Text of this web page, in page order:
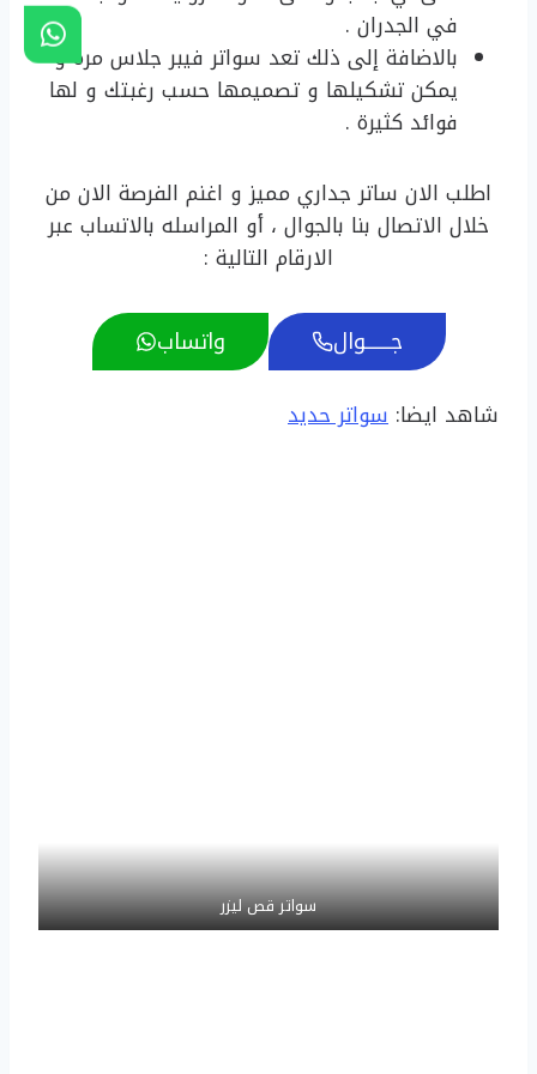
في الجدران .
بالاضافة إلى ذلك تعد سواتر فيبر جلاس مره و
يمكن تشكيلها و تصميمها حسب رغبتك و لها
فوائد كثيرة .
اطلب الان ساتر جداري مميز و اغنم الفرصة الان من
خلال الاتصال بنا بالجوال ، أو المراسله بالاتساب عبر
الارقام التالية :
جـــــــوال واتساب
شاهد ايضا: سواتر حديد
سواتر قص ليزر